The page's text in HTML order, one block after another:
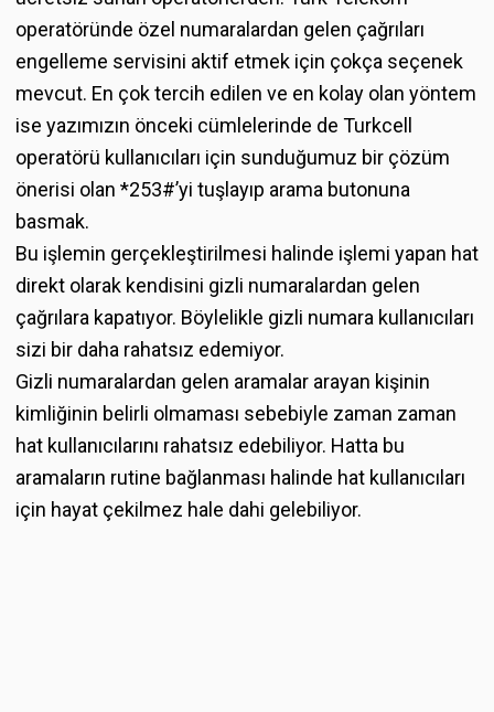
operatöründe özel numaralardan gelen çağrıları
engelleme servisini aktif etmek için çokça seçenek
mevcut. En çok tercih edilen ve en kolay olan yöntem
ise yazımızın önceki cümlelerinde de Turkcell
operatörü kullanıcıları için sunduğumuz bir çözüm
önerisi olan *253#’yi tuşlayıp arama butonuna
basmak.
Bu işlemin gerçekleştirilmesi halinde işlemi yapan hat
direkt olarak kendisini gizli numaralardan gelen
çağrılara kapatıyor. Böylelikle gizli numara kullanıcıları
sizi bir daha rahatsız edemiyor.
Gizli numaralardan gelen aramalar arayan kişinin
kimliğinin belirli olmaması sebebiyle zaman zaman
hat kullanıcılarını rahatsız edebiliyor. Hatta bu
aramaların rutine bağlanması halinde hat kullanıcıları
için hayat çekilmez hale dahi gelebiliyor.